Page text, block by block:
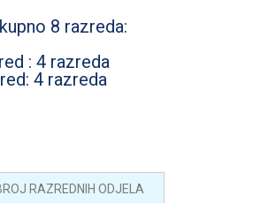
8 razreda:
: 4 razreda
4 razreda
RAZREDNIH ODJELA